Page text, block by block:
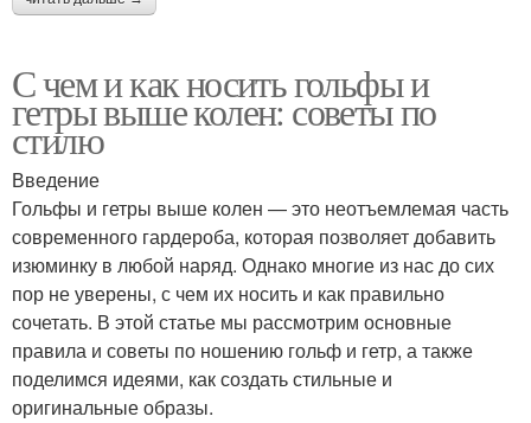
С чем и как носить гольфы и
гетры выше колен: советы по
стилю
Введение
Гольфы и гетры выше колен — это неотъемлемая часть
современного гардероба, которая позволяет добавить
изюминку в любой наряд. Однако многие из нас до сих
пор не уверены, с чем их носить и как правильно
сочетать. В этой статье мы рассмотрим основные
правила и советы по ношению гольф и гетр, а также
поделимся идеями, как создать стильные и
оригинальные образы.